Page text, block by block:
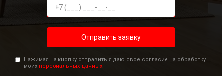
Отправить заявку
Нажимая на кнопку отправить я даю свое согласие на обработку
моих персональных данных.